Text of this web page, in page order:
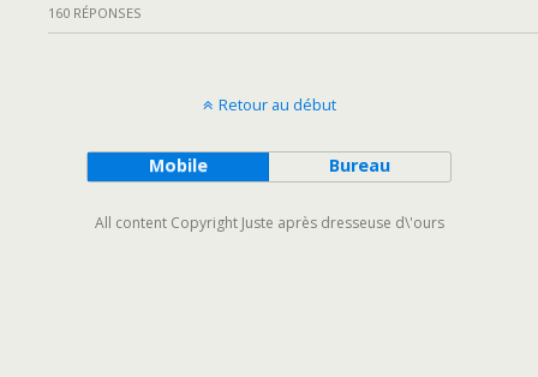
160 RÉPONSES
Retour au début
Mobile Bureau
All content Copyright Juste après dresseuse d\'ours